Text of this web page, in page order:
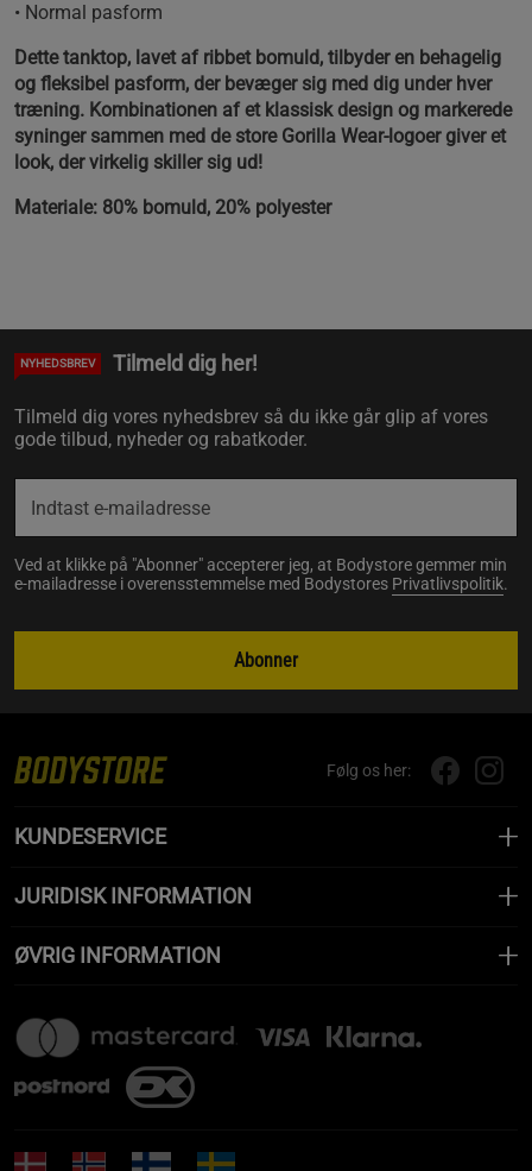
• Normal pasform
Dette tanktop, lavet af ribbet bomuld, tilbyder en behagelig
og fleksibel pasform, der bevæger sig med dig under hver
træning. Kombinationen af et klassisk design og markerede
syninger sammen med de store Gorilla Wear-logoer giver et
look, der virkelig skiller sig ud!
Materiale: 80% bomuld, 20% polyester
NYHEDSBREV Tilmeld dig her!
Tilmeld dig vores nyhedsbrev så du ikke går glip af vores
gode tilbud, nyheder og rabatkoder.
Ved at klikke på "Abonner" accepterer jeg, at Bodystore gemmer min
e-mailadresse i overensstemmelse med Bodystores Privatlivspolitik.
Abonner
Følg os her:
KUNDESERVICE
JURIDISK INFORMATION
ØVRIG INFORMATION